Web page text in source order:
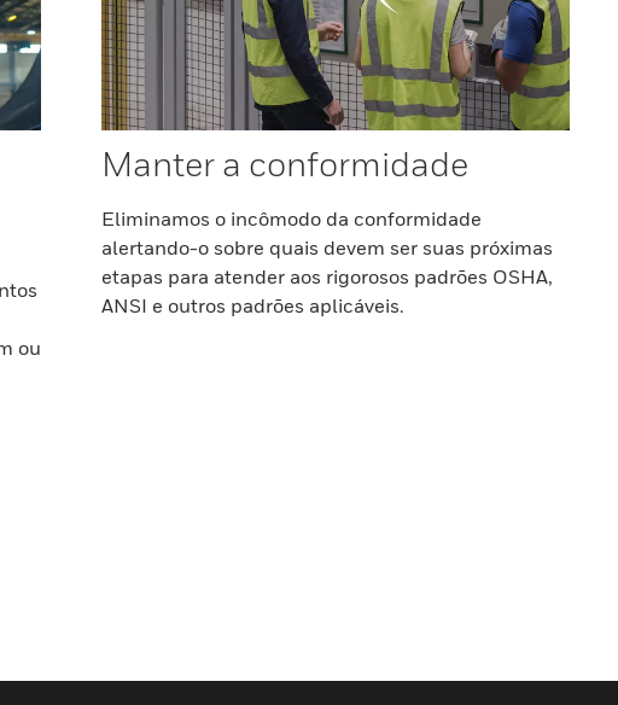
ou
Manter a conformidade
Eliminamos o incômodo da conformidade
alertando-o sobre quais devem ser suas próximas
etapas para atender aos rigorosos padrões OSHA,
ANSI e outros padrões aplicáveis.